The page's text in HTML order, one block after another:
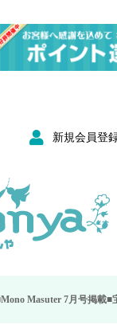
新規会員登
載■宝島社が発行する大